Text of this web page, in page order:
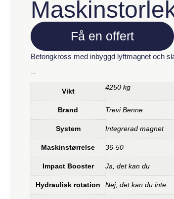
Få en offert
Betongkross med inbyggd lyftmagnet och
Vikt 4250 kg
Brand Trevi Benne
System Integrerad magnet
Maskinstørrelse 36-50
Impact Booster Ja, det kan du
Hydraulisk rotation Nej, det kan du inte.